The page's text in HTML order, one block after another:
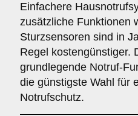
Einfachere
zusätzliche Funktionen
Sturzsensoren sind in
Regel kostengünstiger.
grundlegende Notruf-
die günstigste Wahl für
Notrufschutz.